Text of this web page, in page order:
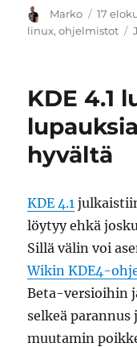
Kirjoittaja
Marko 17
linux,ohjelmistot
KDE 4.1
hyvältä
KDE 4.1
löytyy ehkä
Sillä välin voi
Wikin KDE4-
Beta-versioihin
selkeä
muutamin